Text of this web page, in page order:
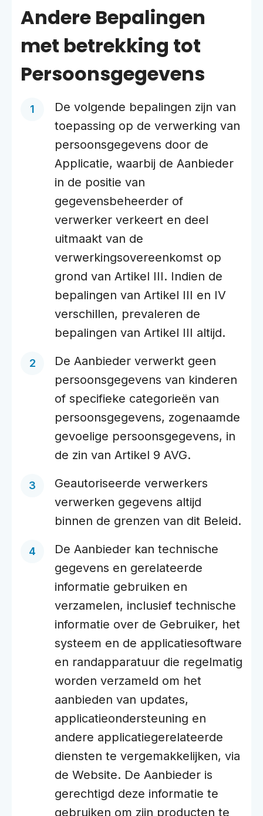
Andere Bepalingen
met betrekking tot
Persoonsgegevens
De volgende bepalingen zijn van
toepassing op de verwerking van
persoonsgegevens door de
Applicatie, waarbij de Aanbieder
in de positie van
gegevensbeheerder of
verwerker verkeert en deel
uitmaakt van de
verwerkingsovereenkomst op
grond van Artikel III. Indien de
bepalingen van Artikel III en IV
verschillen, prevaleren de
bepalingen van Artikel III altijd.
De Aanbieder verwerkt geen
persoonsgegevens van kinderen
of specifieke categorieën van
persoonsgegevens, zogenaamde
gevoelige persoonsgegevens, in
de zin van Artikel 9 AVG.
Geautoriseerde verwerkers
verwerken gegevens altijd
binnen de grenzen van dit Beleid.
De Aanbieder kan technische
gegevens en gerelateerde
informatie gebruiken en
verzamelen, inclusief technische
informatie over de Gebruiker, het
systeem en de applicatiesoftware
en randapparatuur die regelmatig
worden verzameld om het
aanbieden van updates,
applicatieondersteuning en
andere applicatiegerelateerde
diensten te vergemakkelijken, via
de Website. De Aanbieder is
gerechtigd deze informatie te
gebruiken om zijn producten te